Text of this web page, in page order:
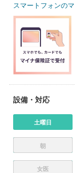
スマートフォンの
設備・対応
土曜日
朝
女医